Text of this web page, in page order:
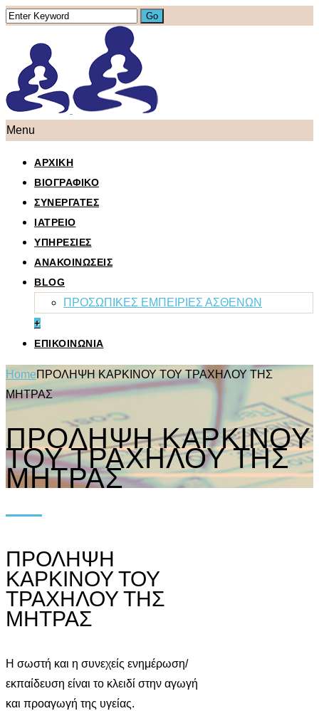
Menu
ΑΡΧΙΚΗ
ΒΙΟΓΡΑΦΙΚΟ
ΣΥΝΕΡΓΑΤΕΣ
ΙΑΤΡΕΙΟ
ΥΠΗΡΕΣΙΕΣ
ΑΝΑΚΟΙΝΩΣΕΙΣ
BLOG
ΠΡΟΣΩΠΙΚΕΣ ΕΜΠΕΙΡΙΕΣ ΑΣΘΕΝΩΝ
+
ΕΠΙΚΟΙΝΩΝΙΑ
HomeΠΡΟΛΗΨΗ ΚΑΡΚΙΝΟΥ ΤΟΥ ΤΡΑΧΗΛΟΥ ΤΗΣ
ΜΗΤΡΑΣ
ΠΡΟΛΗΨΗ ΚΑΡΚΙΝΟΥ
ΤΟΥ ΤΡΑΧΗΛΟΥ ΤΗΣ
ΜΗΤΡΑΣ
ΠΡΟΛΗΨΗ
ΚΑΡΚΙΝΟΥ ΤΟΥ
ΤΡΑΧΗΛΟΥ ΤΗΣ
ΜΗΤΡΑΣ
Η σωστή και η συνεχείς ενημέρωση/
εκπαίδευση είναι το κλειδί στην αγωγή
και προαγωγή της υγείας.